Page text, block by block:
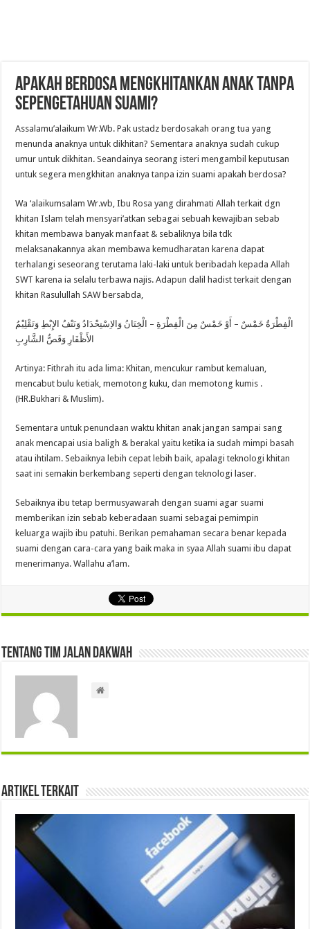
Apakah berdosa mengkhitankan anak tanpa
sepengetahuan suami?
Assalamu’alaikum Wr.Wb. Pak ustadz berdosakah orang tua yang
menunda anaknya untuk dikhitan? Sementara anaknya sudah cukup
umur untuk dikhitan. Seandainya seorang isteri mengambil keputusan
untuk segera mengkhitan anaknya tanpa izin suami apakah berdosa?
Wa ‘alaikumsalam Wr.wb, Ibu Rosa yang dirahmati Allah terkait dgn
khitan Islam telah mensyari’atkan sebagai sebuah kewajiban sebab
khitan membawa banyak manfaat & sebaliknya bila tdk
melaksanakannya akan membawa kemudharatan karena dapat
terhalangi seseorang terutama laki-laki untuk beribadah kepada Allah
SWT karena ia selalu terbawa najis. Adapun dalil hadist terkait dengan
khitan Rasulullah SAW bersabda,
الْفِطْرَةُ خَمْسٌ – أَوْ خَمْسٌ مِنَ الْفِطْرَةِ – الْخِتَانُ وَالاِسْتِحْدَادُ وَنَتْفُ الإِبْطِ وَتَقْلِيْمُ
الأََظْفَارِ وَقَصُّ الشَّارِبِ
Artinya: Fithrah itu ada lima: Khitan, mencukur rambut kemaluan,
mencabut bulu ketiak, memotong kuku, dan memotong kumis .
(HR.Bukhari & Muslim).
Sementara untuk penundaan waktu khitan anak jangan sampai sang
anak mencapai usia baligh & berakal yaitu ketika ia sudah mimpi basah
atau ihtilam. Sebaiknya lebih cepat lebih baik, apalagi teknologi khitan
saat ini semakin berkembang seperti dengan teknologi laser.
Sebaiknya ibu tetap bermusyawarah dengan suami agar suami
memberikan izin sebab keberadaan suami sebagai pemimpin
keluarga wajib ibu patuhi. Berikan pemahaman secara benar kepada
suami dengan cara-cara yang baik maka in syaa Allah suami ibu dapat
menerimanya. Wallahu a’lam.
Tentang Tim Jalan Dakwah
Artikel Terkait